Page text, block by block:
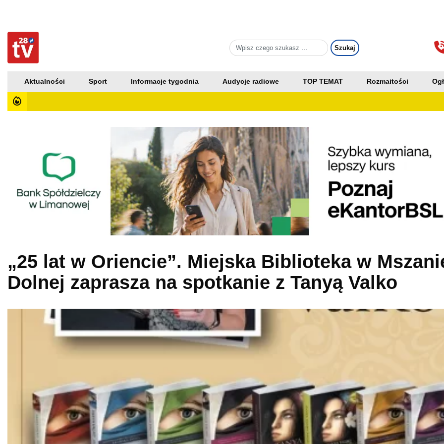
Aktualności Sport Informacje tygodnia Audycje radiowe TOP TEMAT Rozmaitości
„25 lat w Oriencie”. Miejska Biblioteka w
Dolnej zaprasza na spotkanie z Tanyą Valko